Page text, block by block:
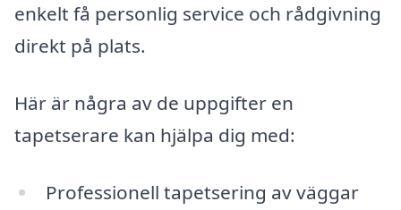
enkelt få personlig service och rådgivning
direkt på plats.
Här är några av de uppgifter en
tapetserare kan hjälpa dig med:
Professionell tapetsering av väggar